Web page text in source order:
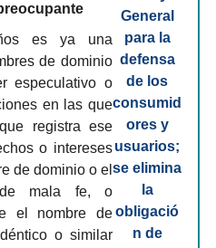
es ya una
de dominio
especulativo o
en las que
registra ese
o intereses
de dominio o el
mala fe, o
el nombre de
o similar